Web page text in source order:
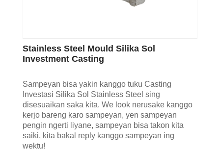
Stainless Steel Mould Silika Sol
Investment Casting
Sampeyan bisa yakin kanggo tuku Casting
Investasi Silika Sol Stainless Steel sing
disesuaikan saka kita. We look nerusake kanggo
kerjo bareng karo sampeyan, yen sampeyan
pengin ngerti liyane, sampeyan bisa takon kita
saiki, kita bakal reply kanggo sampeyan ing
wektu!